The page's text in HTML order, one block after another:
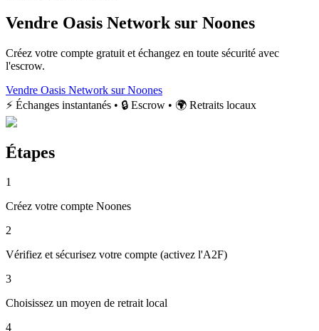
Vendre Oasis Network sur Noones
Créez votre compte gratuit et échangez en toute sécurité avec
l'escrow.
Vendre Oasis Network sur Noones
⚡ Échanges instantanés • 🔒 Escrow • 🌍 Retraits locaux
Étapes
1
Créez votre compte Noones
2
Vérifiez et sécurisez votre compte (activez l'A2F)
3
Choisissez un moyen de retrait local
4